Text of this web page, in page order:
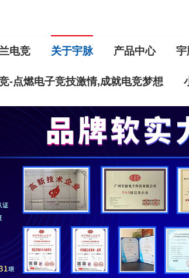
电竞 关于宇脉 产品中心 宇
-点燃电子竞技激情,成就电竞梦想